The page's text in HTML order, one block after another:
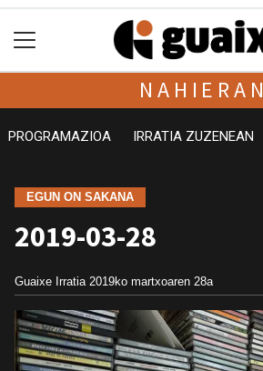
NAHIERAN
PROGRAMAZIOA IRRATIA ZUZENEAN
EGUN ON SAKANA
2019-03-28
Guaixe Irratia 2019ko martxoaren 28a